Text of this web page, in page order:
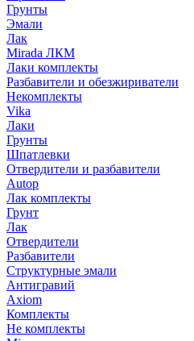
Грунты
Эмали
Лак
Mirada ЛКМ
Лаки комплекты
Разбавители и обезжириватели
Некомплекты
Vika
Лаки
Грунты
Шпатлевки
Отвердители и разбавители
Autop
Лак комплекты
Грунт
Лак
Отвердители
Разбавители
Структурные эмали
Антигравий
Axiom
Комплекты
Не комплекты